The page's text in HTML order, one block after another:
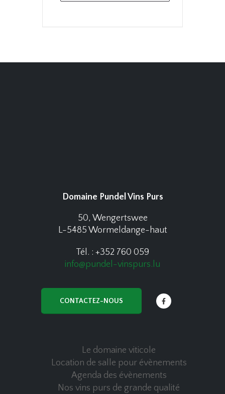
Domaine Pundel Vins Purs
50, Wengertswee
L-5485 Wormeldange-haut
Tél. : +352 760 059
info@pundel-vinspurs.lu
CONTACTEZ-NOUS
Le domaine viticole
Location de salle pour évènements
Agenda des évènements
Nos vins purs de grande qualité